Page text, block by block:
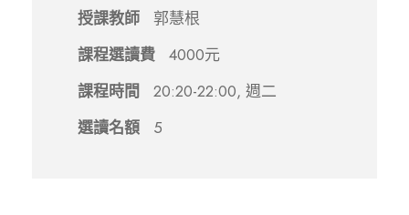
授課教師
郭慧根
課程選讀費
4000元
課程時間
20:20-22:00, 週二
選讀名額
5